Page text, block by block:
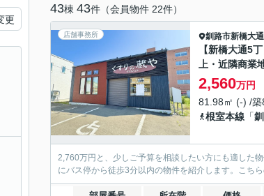
43棟 43件（会員物件 22件）
店舗事務所 釧路市新橋大通
【新橋大通5
上・近隣商業
2,560万円
81.98㎡ (-) /築
根室本線 「
2,760万円と、少しご予算を相談したい方にも適した
にバス停から徒歩3分以内の物件を紹介します。こち
更